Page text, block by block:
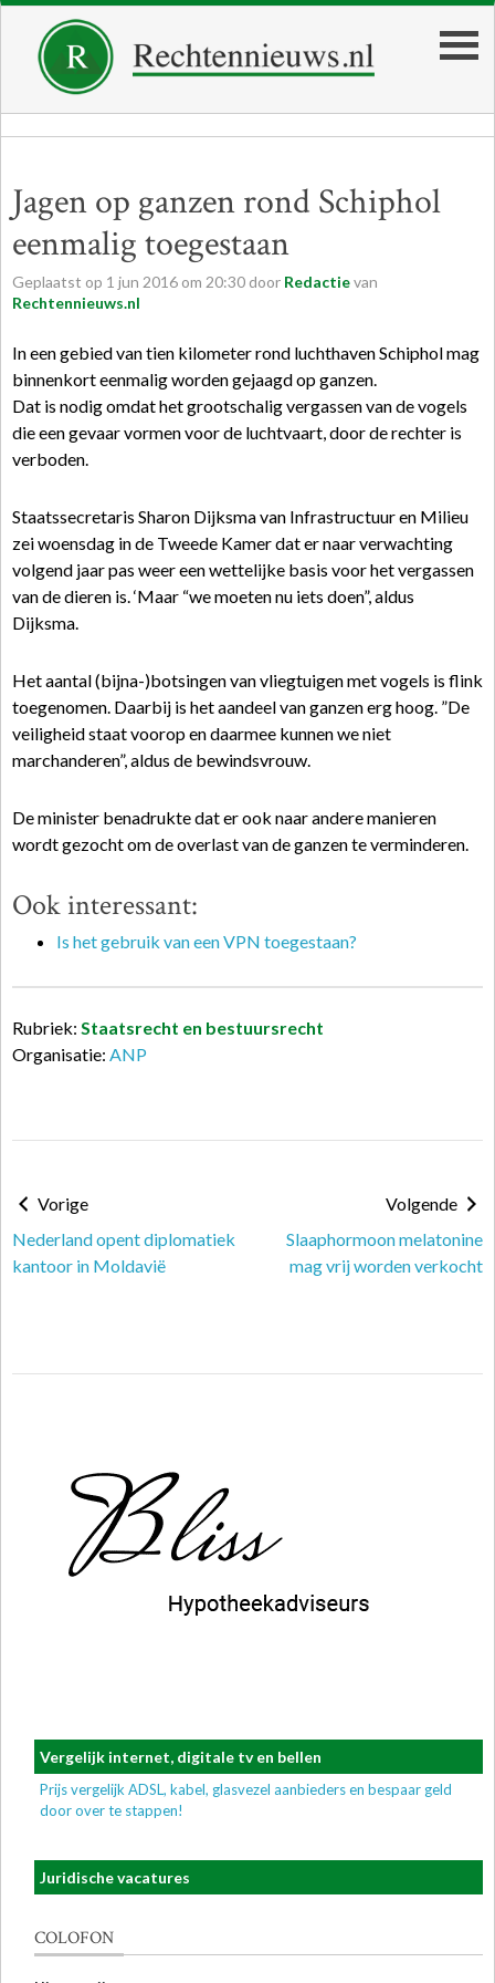
Jagen op ganzen rond Schiphol
eenmalig toegestaan
Geplaatst op 1 jun 2016 om 20:30 door Redactievan
Rechtennieuws.nl
In een gebied van tien kilometer rond luchthaven Schiphol mag
binnenkort eenmalig worden gejaagd op ganzen.
Dat is nodig omdat het grootschalig vergassen van de vogels
die een gevaar vormen voor de luchtvaart, door de rechter is
verboden.
Staatssecretaris Sharon Dijksma van Infrastructuur en Milieu
zei woensdag in de Tweede Kamer dat er naar verwachting
volgend jaar pas weer een wettelijke basis voor het vergassen
van de dieren is. ‘Maar “we moeten nu iets doen”, aldus
Dijksma.
Het aantal (bijna-)botsingen van vliegtuigen met vogels is flink
toegenomen. Daarbij is het aandeel van ganzen erg hoog. ”De
veiligheid staat voorop en daarmee kunnen we niet
marchanderen”, aldus de bewindsvrouw.
De minister benadrukte dat er ook naar andere manieren
wordt gezocht om de overlast van de ganzen te verminderen.
Ook interessant:
Is het gebruik van een VPN toegestaan?
Rubriek: Staatsrecht en bestuursrecht
Organisatie: ANP
Vorige
Nederland opent diplomatiek
kantoor in Moldavië
Volgende
Slaaphormoon melatonine
mag vrij worden verkocht
Vergelijk internet, digitale tv en bellen
Prijs vergelijk ADSL, kabel, glasvezel aanbieders en bespaar geld
door over te stappen!
Juridische vacatures
COLOFON